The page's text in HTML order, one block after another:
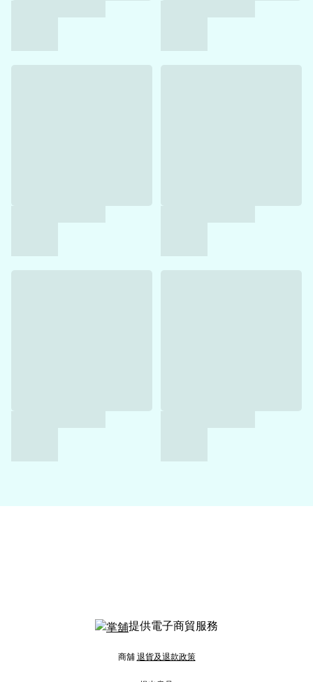
提供電子商貿服務
商舖 退貨及退款政策